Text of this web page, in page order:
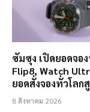
ซัมซุง เปิดยอดจอ
Flip8, Watch
ยอดสั่งจองทั่วโลก
8 สิงหาคม 2026